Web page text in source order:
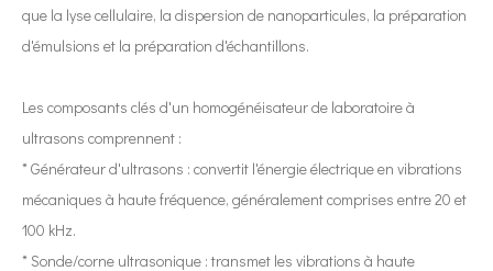
Qu'est-ce qu'un dénudeur de fil à ultrasons ?
L'application des ultrasons dans l'industrie de la couture reflète
que la lyse cellulaire, la dispersion de nanoparticules, la préparation
d'émulsions et la préparation d'échantillons.
Les composants clés d'un homogénéisateur de laboratoire à
ultrasons comprennent :
* Générateur d'ultrasons : convertit l'énergie électrique en vibrations
mécaniques à haute fréquence, généralement comprises entre 20 et
100 kHz.
* Sonde/corne ultrasonique : transmet les vibrations à haute